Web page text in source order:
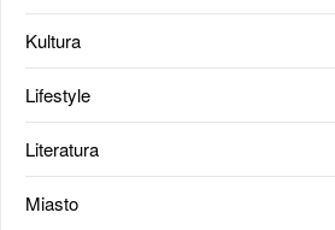
Kultura
Lifestyle
Literatura
Miasto